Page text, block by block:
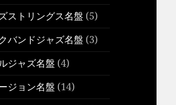
ストリングス名盤 (5)
バンドジャズ名盤 (3)
ジャズ名盤 (4)
ジョン名盤 (14)